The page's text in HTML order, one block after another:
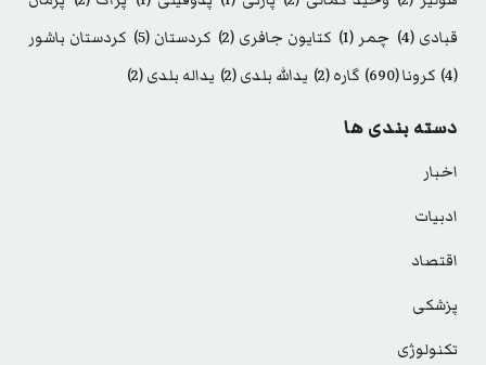
قبادی (4) چمر (1) کتایون جافری (2) کردستان (5)
کردستان باشور
(4)
کرونا(690) گاره(2) یدالله بلدی(2) یداله بلدی(2)
دسته بندی ها
اخبار
ادبیات
اقتصاد
پزشکی
تکنولوژی